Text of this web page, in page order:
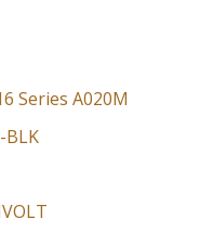
Series A020M
BLK